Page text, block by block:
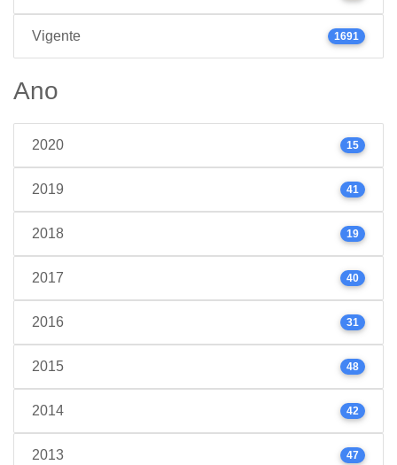
Vigente 1691
Ano
2020 15
2019 41
2018 19
2017 40
2016 31
2015 48
2014 42
2013 47